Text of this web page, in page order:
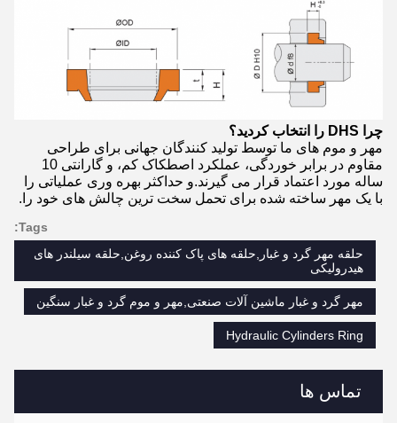
تماس ها
چرا DHS را انتخاب کردید؟
مهر و موم های ما توسط تولید کنندگان جهانی برای طراحی
مقاوم در برابر خوردگی، عملکرد اصطکاک کم، و گارانتی 10
ساله مورد اعتماد قرار می گیرند.و حداکثر بهره وری عملیاتی را
با یک مهر ساخته شده برای تحمل سخت ترین چالش های خود را.
Tags:
حلقه مهر گرد و غبار,حلقه های پاک کننده روغن,حلقه سیلندر های
هیدرولیکی
مهر گرد و غبار ماشین آلات صنعتی,مهر و موم گرد و غبار سنگین
Hydraulic Cylinders Ring